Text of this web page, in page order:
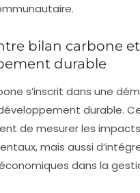
bilan carbone et
durable
s’inscrit dans une
durable.
de mesurer les impacts
mais aussi
dans la